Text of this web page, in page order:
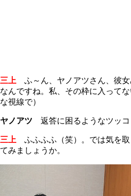
三上 ふ～ん、ヤノアツさん、彼
なんですね。私、その枠に入って
な視線で）
ヤノアツ 返答に困るようなツッ
三上 ふふふふ（笑）。では気を
てみましょうか。